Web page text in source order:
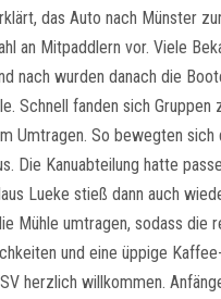
das Auto nach Münster
an Mitpaddlern vor. Viele
wurden danach die
fanden sich
So bewegten
Die Kanuabteilung hatte
Lueke stieß dann auch
Mühle umtragen, sodass
und eine üppige
herzlich willkommen.